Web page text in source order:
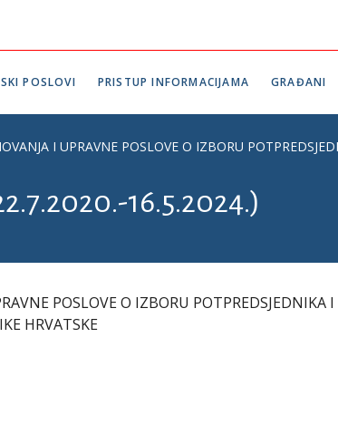
POSLOVI PRISTUP INFORMACIJAMA GRAĐANI
I UPRAVNE POSLOVE O IZBORU
16.5.2024.)
POSLOVE O IZBORU POTPREDSJEDNIKA I
HRVATSKE